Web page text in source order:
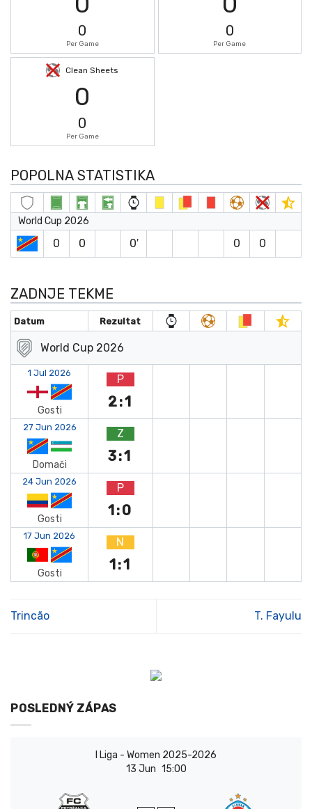
0
Per Game
0
Per Game
Clean Sheets
0
0
Per Game
POPOLNA STATISTIKA
World Cup 2026
0 0 0′ 0 0
ZADNJE TEKME
Datum Rezultat
World Cup 2026
1 Jul 2026
Gosti
P
2:1
27 Jun 2026
Domači
Z
3:1
24 Jun 2026
Gosti
P
1:0
17 Jun 2026
Gosti
N
1:1
Trincão T. Fayulu
POSLEDNÝ ZÁPAS
I Liga - Women 2025-2026
13 Jun 15:00